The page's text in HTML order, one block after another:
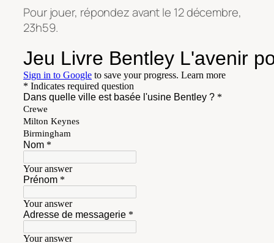
Pour jouer, répondez avant le 12 décembre,
23h59.